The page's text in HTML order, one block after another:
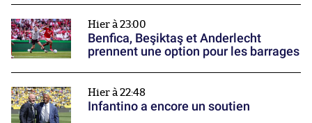
Hier à 23:00
Benfica, Beşiktaş et Anderlecht
prennent une option pour les barrages
Hier à 22:48
Infantino a encore un soutien